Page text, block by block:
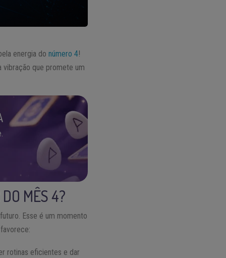
energia donúmero 4!
vibração que promete um
MÊS 4?
Esse é um momento
rotinas eficientes e dar